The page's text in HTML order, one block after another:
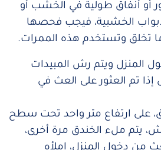
أو أنفاق طولية في الخشب أو
الخشبية، فيجب فحصها
ما تخلق وتستخدم هذه الممرات.
المنزل ويتم رش المبيدات
إذا تم العثور على العث في
على ارتفاع متر واحد تحت سطح
يتم ملء الخندق مرة أخرى،